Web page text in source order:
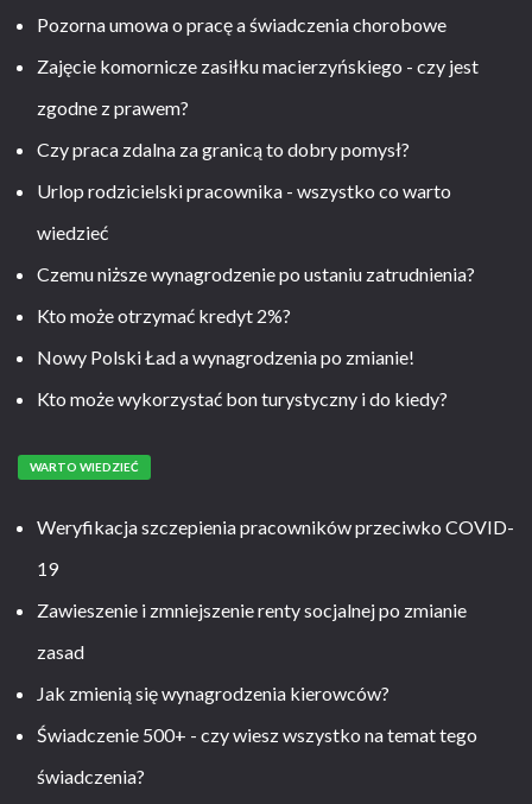
Pozorna umowa o pracę a świadczenia chorobowe
Zajęcie komornicze zasiłku macierzyńskiego - czy jest
zgodne z prawem?
Czy praca zdalna za granicą to dobry pomysł?
Urlop rodzicielski pracownika - wszystko co warto
wiedzieć
Czemu niższe wynagrodzenie po ustaniu zatrudnienia?
Kto może otrzymać kredyt 2%?
Nowy Polski Ład a wynagrodzenia po zmianie!
Kto może wykorzystać bon turystyczny i do kiedy?
WARTO WIEDZIEĆ
Weryfikacja szczepienia pracowników przeciwko COVID-
19
Zawieszenie i zmniejszenie renty socjalnej po zmianie
zasad
Jak zmienią się wynagrodzenia kierowców?
Świadczenie 500+ - czy wiesz wszystko na temat tego
świadczenia?